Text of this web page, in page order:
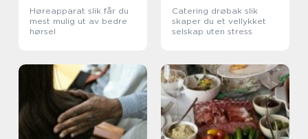
Høreapparat slik får du
mest mulig ut av bedre
hørsel
Catering drøbak slik
skaper du et vellykket
selskap uten stress